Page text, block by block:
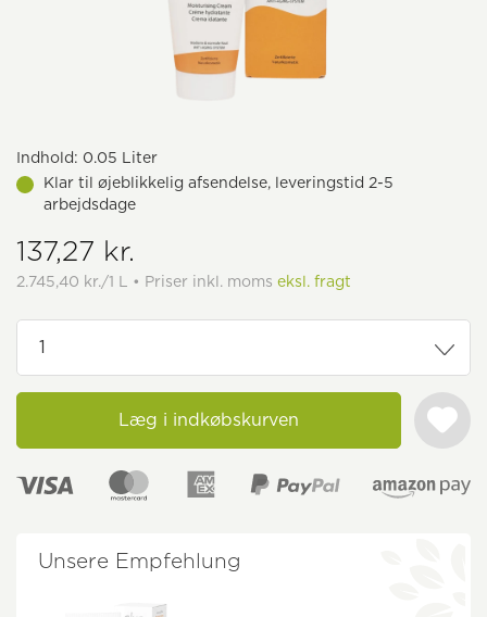
Indhold: 0.05 Liter
Klar til øjeblikkelig afsendelse, leveringstid 2-5
arbejdsdage
137,27 kr.
2.745,40 kr./1 L • Priser inkl. moms eksl. fragt
Læg i indkøbskurven
Unsere Empfehlung